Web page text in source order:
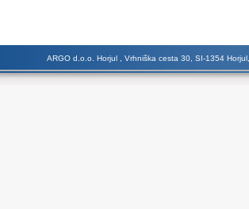
ARGO d.o.o. Horjul , Vrhniška cesta 30, SI-1354